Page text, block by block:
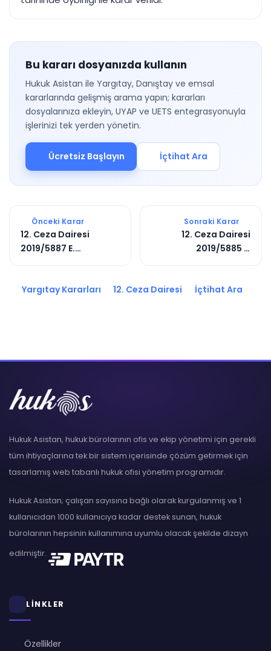
Bu kararı dosyanızda kullanın
Hukuk Asistan ile Yargıtay, Danıştay ve emsal
kararlarında gelişmiş arama yapın; kararları
dosyalarınıza ekleyin, UYAP ve UETS entegrasyonuyla
işlerinizi tek yerden yönetin.
Ücretsiz Başlayın İçtihat Ara
Önceki Karar
12. Ceza Dairesi
2019/5887 E.
Sonraki Karar
12. Ceza Dairesi
2019/5885 E.
Yargıtay Kararları 12. Ceza Dairesi İçtihat Ara
Hukuk Asistan, hukuk bürolarının ofis ve ekip yönetimi için gerekli
tüm ihtiyaçlarına tek bir sistem içerisinde çözüm getirmek için
tasarlamış web tabanlı hukuk ofisi yönetim programıdır.
Hukuk Asistan; çalışan sayısına bağlı olarak kurgulanmış ve 1
kullanıcıdan 1000 kullanıcıya kadar destek sunan, hukuk
bürolarının hepsinin kullanımına uyumlu olacak şekilde dizayn
edilmiştir.
LİNKLER
Özellikler